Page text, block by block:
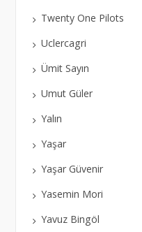
Twenty One Pilots
Uclercagri
Ümit Sayın
Umut Güler
Yalın
Yaşar
Yaşar Güvenir
Yasemin Mori
Yavuz Bingöl